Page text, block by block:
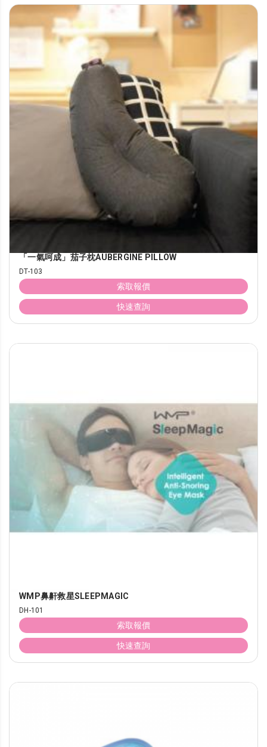
「一氣呵成」茄子枕AUBERGINE PILLOW
DT-103
索取報價
快速查詢
WMP鼻鼾救星SLEEPMAGIC
DH-101
索取報價
快速查詢